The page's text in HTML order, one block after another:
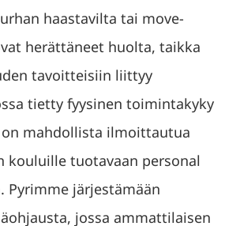
haastavilta tai move-
herättäneet huolta, taikka
tavoitteisiin liittyy
tietty fyysinen toimintakyky
mahdollista ilmoittautua
kouluille tuotavaan personal
Pyrimme järjestämään
jossa ammattilaisen